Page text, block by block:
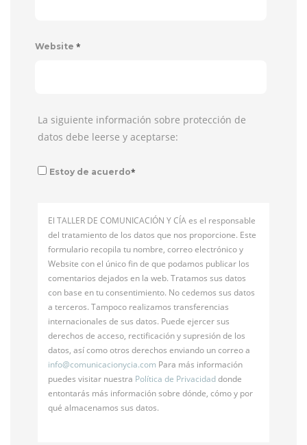
Website *
La siguiente información sobre protección de
datos debe leerse y aceptarse:
Estoy de acuerdo*
El TALLER DE COMUNICACIÓN Y CÍA es el responsable
del tratamiento de los datos que nos proporcione. Este
formulario recopila tu nombre, correo electrónico y
Website con el único fin de que podamos publicar los
comentarios dejados en la web. Tratamos sus datos
con base en tu consentimiento. No cedemos sus datos
a terceros. Tampoco realizamos transferencias
internacionales de sus datos. Puede ejercer sus
derechos de acceso, rectificación y supresión de los
datos, así como otros derechos enviando un correo a
info@comunicacionycia.com Para más información
puedes visitar nuestra Política de Privacidaddonde
entontarás más información sobre dónde, cómo y por
qué almacenamos sus datos.